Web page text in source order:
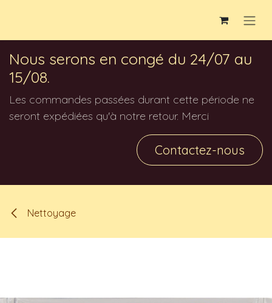
Nous serons en congé du 24/07 au
15/08.
Les commandes passées durant cette période ne
seront expédiées qu'à notre retour. Merci
Contactez-nous
Nettoyage